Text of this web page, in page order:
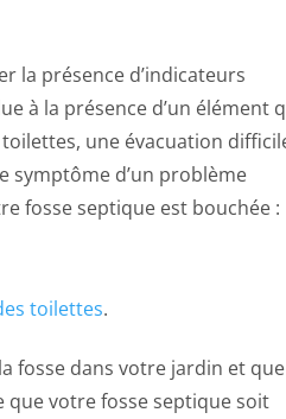
la présence d’indicateurs
à la présence d’un élément
une évacuation
symptôme d’un problème
fosse septique est bouchée :
toilettes.
fosse dans votre jardin et que
que votre fosse septique soit